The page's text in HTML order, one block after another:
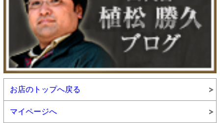
お店のトップへ戻る
マイページへ